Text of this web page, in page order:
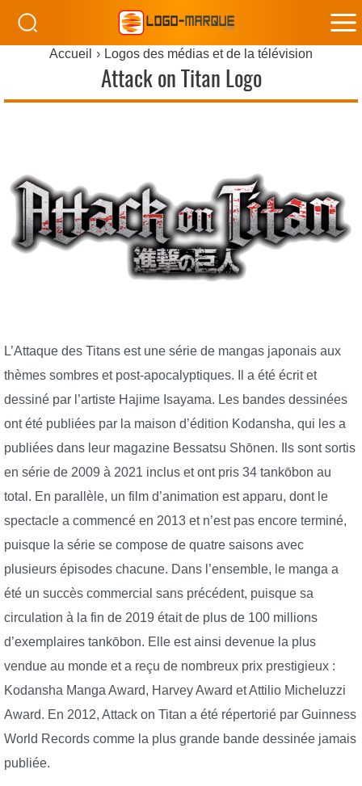
Accueil Logos des médias et de la télévision
Attack on Titan Logo
L’Attaque des Titans est une série de mangas japonais aux
thèmes sombres et post-apocalyptiques. Il a été écrit et
dessiné par l’artiste Hajime Isayama. Les bandes dessinées
ont été publiées par la maison d’édition Kodansha, qui les a
publiées dans leur magazine Bessatsu Shōnen. Ils sont sortis
en série de 2009 à 2021 inclus et ont pris 34 tankōbon au
total. En parallèle, un film d’animation est apparu, dont le
spectacle a commencé en 2013 et n’est pas encore terminé,
puisque la série se compose de quatre saisons avec
plusieurs épisodes chacune. Dans l’ensemble, le manga a
été un succès commercial sans précédent, puisque sa
circulation à la fin de 2019 était de plus de 100 millions
d’exemplaires tankōbon. Elle est ainsi devenue la plus
vendue au monde et a reçu de nombreux prix prestigieux :
Kodansha Manga Award, Harvey Award et Attilio Micheluzzi
Award. En 2012, Attack on Titan a été répertorié par Guinness
World Records comme la plus grande bande dessinée jamais
publiée.